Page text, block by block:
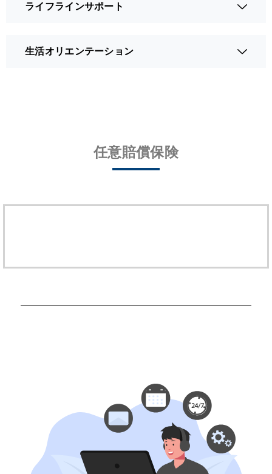
ライフラインサポート
生活オリエンテーション
任意賠償保険